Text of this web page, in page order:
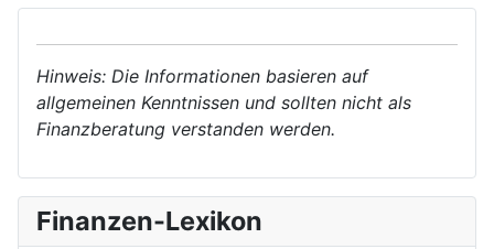
Hinweis: Die Informationen basieren auf
allgemeinen Kenntnissen und sollten nicht als
Finanzberatung verstanden werden.
Finanzen-Lexikon